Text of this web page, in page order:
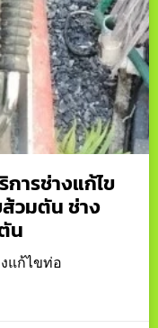
ารช่างแก้ไข
วมตัน ช่าง
น
แก้ไขท่อ